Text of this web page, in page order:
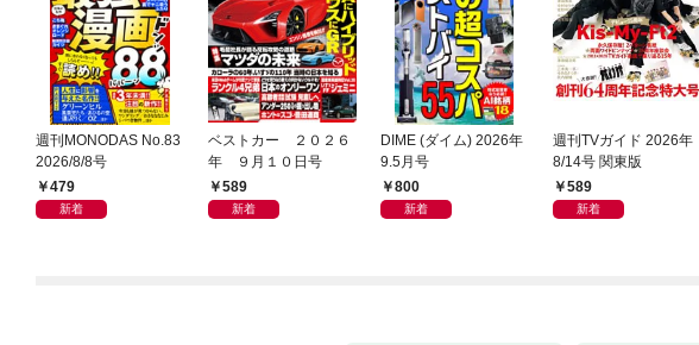
週刊MONODAS No.83
2026/8/8号
479
新着
ベストカー ２０２６
年 ９月１０日号
589
新着
DIME (ダイム) 2026年
9.5月号
800
新着
週刊TVガイド 2026年
8/14号 関東版
589
新着